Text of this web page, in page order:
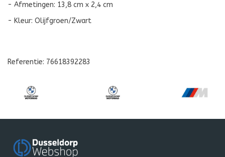
- Afmetingen: 13,8 cm x 2,4 cm
- Kleur: Olijfgroen/Zwart
Referentie: 76618392283